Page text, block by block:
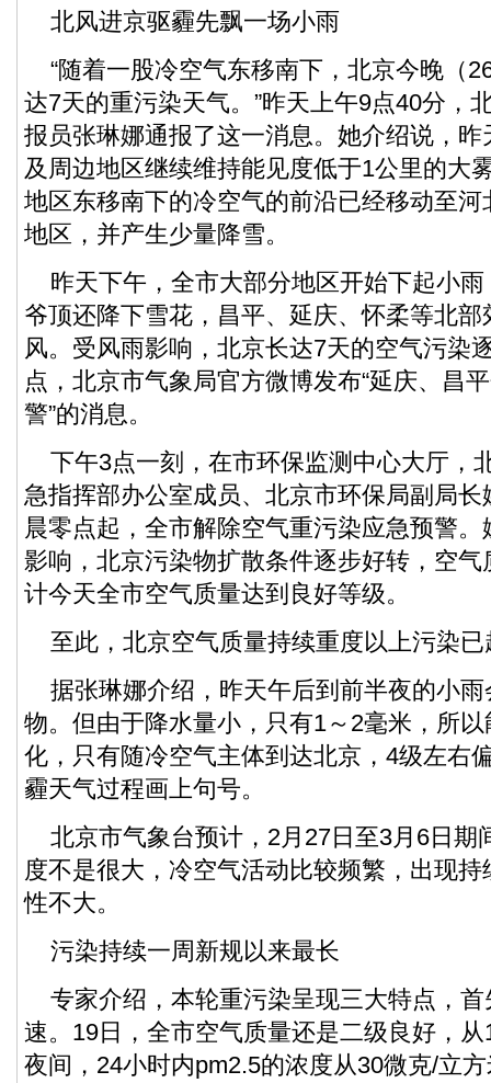
北风进京驱霾先飘一场小雨
“随着一股冷空气东移南下，北京今晚（
达7天的重污染天气。”昨天上午9点40分，
报员张琳娜通报了这一消息。她介绍说，
及周边地区继续维持能见度低于1公里的大
地区东移南下的冷空气的前沿已经移动至
地区，并产生少量降雪。
昨天下午，全市大部分地区开始下起小雨
爷顶还降下雪花，昌平、延庆、怀柔等北
风。受风雨影响，北京长达7天的空气污染
点，北京市气象局官方微博发布“延庆、昌
警”的消息。
下午3点一刻，在市环保监测中心大厅，
急指挥部办公室成员、北京市环保局副局
晨零点起，全市解除空气重污染应急预警
影响，北京污染物扩散条件逐步好转，空
计今天全市空气质量达到良好等级。
至此，北京空气质量持续重度以上污染已
据张琳娜介绍，昨天午后到前半夜的小雨
物。但由于降水量小，只有1～2毫米，所
化，只有随冷空气主体到达北京，4级左右
霾天气过程画上句号。
北京市气象台预计，2月27日至3月6日期
度不是很大，冷空气活动比较频繁，出现
性不大。
污染持续一周新规以来最长
专家介绍，本轮重污染呈现三大特点，首
速。19日，全市空气质量还是二级良好，
夜间，24小时内pm2.5的浓度从30微克/立